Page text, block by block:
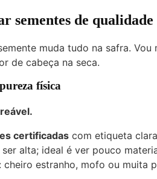
sementes de
muda tudo na safra.
de cabeça na seca.
física
certificadas com etiqueta
alta; ideal é ver pouco
cheiro estranho, mofo ou muita